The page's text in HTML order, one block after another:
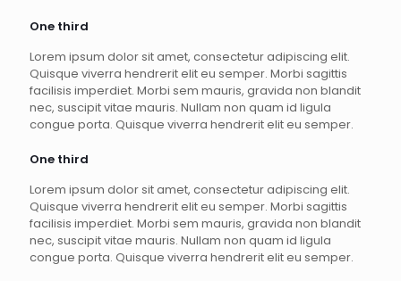
One third
Lorem ipsum dolor sit amet, consectetur adipiscing elit.
Quisque viverra hendrerit elit eu semper. Morbi sagittis
facilisis imperdiet. Morbi sem mauris, gravida non blandit
nec, suscipit vitae mauris. Nullam non quam id ligula
congue porta. Quisque viverra hendrerit elit eu semper.
One third
Lorem ipsum dolor sit amet, consectetur adipiscing elit.
Quisque viverra hendrerit elit eu semper. Morbi sagittis
facilisis imperdiet. Morbi sem mauris, gravida non blandit
nec, suscipit vitae mauris. Nullam non quam id ligula
congue porta. Quisque viverra hendrerit elit eu semper.